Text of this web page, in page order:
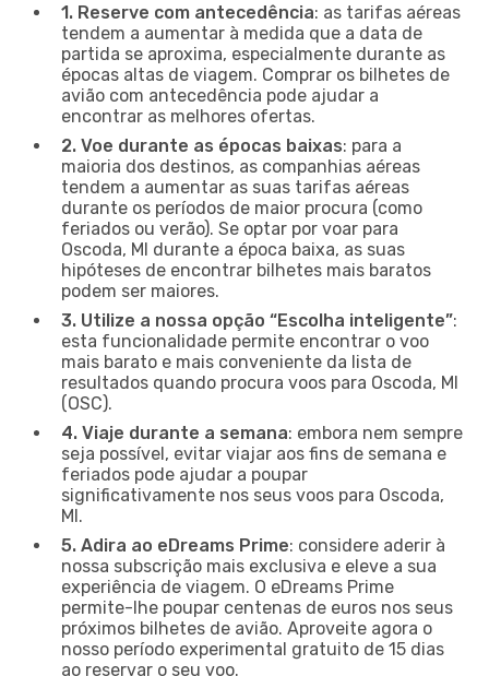
1. Reserve com antecedência: as tarifas aéreas
tendem a aumentar à medida que a data de
partida se aproxima, especialmente durante as
épocas altas de viagem. Comprar os bilhetes de
avião com antecedência pode ajudar a
encontrar as melhores ofertas.
2. Voe durante as épocas baixas: para a
maioria dos destinos, as companhias aéreas
tendem a aumentar as suas tarifas aéreas
durante os períodos de maior procura (como
feriados ou verão). Se optar por voar para
Oscoda, MI durante a época baixa, as suas
hipóteses de encontrar bilhetes mais baratos
podem ser maiores.
3. Utilize a nossa opção “Escolha inteligente”:
esta funcionalidade permite encontrar o voo
mais barato e mais conveniente da lista de
resultados quando procura voos para Oscoda, MI
(OSC).
4. Viaje durante a semana: embora nem sempre
seja possível, evitar viajar aos fins de semana e
feriados pode ajudar a poupar
significativamente nos seus voos para Oscoda,
MI.
5. Adira ao eDreams Prime: considere aderir à
nossa subscrição mais exclusiva e eleve a sua
experiência de viagem. O eDreams Prime
permite-lhe poupar centenas de euros nos seus
próximos bilhetes de avião. Aproveite agora o
nosso período experimental gratuito de 15 dias
ao reservar o seu voo.